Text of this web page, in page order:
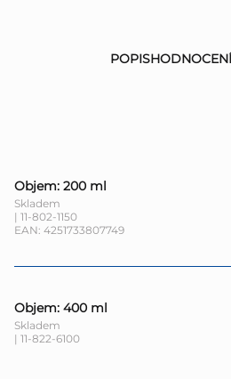
POPISHODNOCENÍ
Objem: 200 ml
Skladem
| 11-802-1150
EAN: 4251733807749
Objem: 400 ml
Skladem
| 11-822-6100